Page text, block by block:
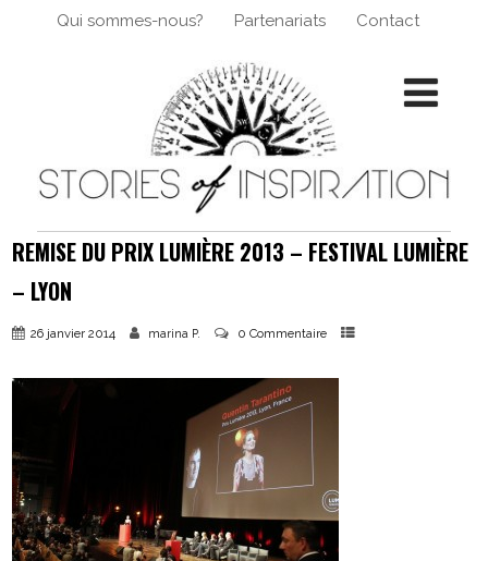
Qui sommes-nous? Partenariats Contact
REMISE DU PRIX LUMIÈRE 2013 – FESTIVAL LUMIÈRE
– LYON
26 janvier 2014 marina P. 0 Commentaire